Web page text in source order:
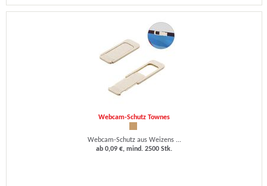
Webcam-Schutz Townes
Webcam-Schutz aus Weizens ...
ab 0,09 €, mind. 2500 Stk.